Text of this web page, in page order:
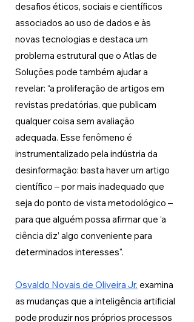
desafios éticos, sociais e científicos
associados ao uso de dados e às
novas tecnologias e destaca um
problema estrutural que o Atlas de
Soluções pode também ajudar a
revelar: “a proliferação de artigos em
revistas predatórias, que publicam
qualquer coisa sem avaliação
adequada. Esse fenômeno é
instrumentalizado pela indústria da
desinformação: basta haver um artigo
científico – por mais inadequado que
seja do ponto de vista metodológico –
para que alguém possa afirmar que ‘a
ciência diz’ algo conveniente para
determinados interesses".
Osvaldo Novais de Oliveira Jr. examina
as mudanças que a inteligência artificial
pode produzir nos próprios processos